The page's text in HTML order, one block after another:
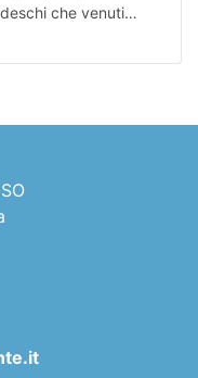
che venuti…